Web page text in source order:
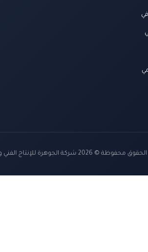
© 2026 شركة الجوهرة للإنتاج الفني والإعلامي